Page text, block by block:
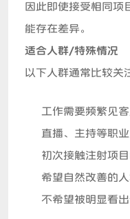
因此即使接受相同项
能存在差异。
适合人群/特殊情况
以下人群通常比较关
工作需要频繁见客
直播、主持等职业
初次接触注射项目
希望自然改善的人
不希望被明显看